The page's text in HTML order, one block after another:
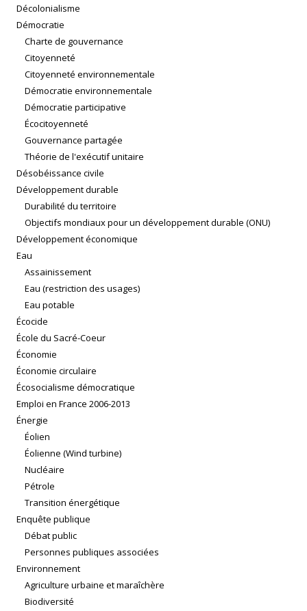
Décolonialisme
Démocratie
Charte de gouvernance
Citoyenneté
Citoyenneté environnementale
Démocratie environnementale
Démocratie participative
Écocitoyenneté
Gouvernance partagée
Théorie de l'exécutif unitaire
Désobéissance civile
Développement durable
Durabilité du territoire
Objectifs mondiaux pour un développement durable (ONU)
Développement économique
Eau
Assainissement
Eau (restriction des usages)
Eau potable
Écocide
École du Sacré-Coeur
Économie
Économie circulaire
Écosocialisme démocratique
Emploi en France 2006-2013
Énergie
Éolien
Éolienne (Wind turbine)
Nucléaire
Pétrole
Transition énergétique
Enquête publique
Débat public
Personnes publiques associées
Environnement
Agriculture urbaine et maraîchère
Biodiversité